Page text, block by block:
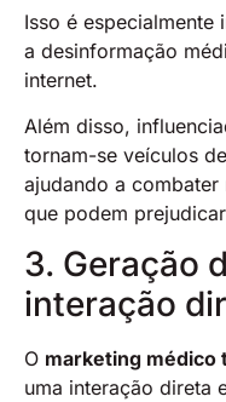
Isso é especialmente
a desinformação
internet.
Além disso,
tornam-se veículos
ajudando a
que podem
3. Geração
interação
O marketing médico
uma interação direta